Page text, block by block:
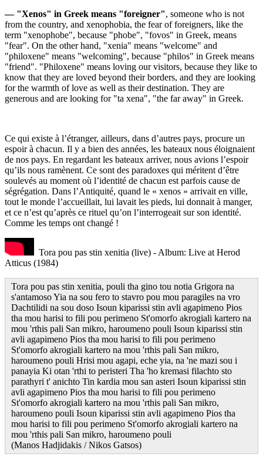
— "Xenos" in Greek means "foreigner", someone who is not
from the country, and xenophobia, the fear of foreigners, like the
term "xenophobe", because "phobe", "fovos" in Greek, means
"fear". On the other hand, "xenia" means "welcome" and
"philoxene" means "welcoming", because "philos" in Greek means
"friend". "Philoxene" means loving our visitors, because they like to
know that they are loved beyond their borders, and they are looking
for the warmth of love as well as their destination. They are
generous and are looking for "ta xena", "the far away" in Greek.
Ce qui existe à l’étranger, ailleurs, dans d’autres pays, procure un
espoir à chacun. Il y a bien des années, les bateaux nous éloignaient
de nos pays. En regardant les bateaux arriver, nous avions l’espoir
qu’ils nous ramènent. Ce sont des paradoxes qui méritent d’être
soulevés au moment où l’identité de chacun est parfois cause de
ségrégation. Dans l’Antiquité, quand le « xenos » arrivait en ville,
tout le monde l’accueillait, lui lavait les pieds, lui donnait à manger,
et ce n’est qu’après ce rituel qu’on l’interrogeait sur son identité.
Comme les temps ont changé !
Tora pou pas stin xenitia (live) - Album: Live at Herod
Atticus (1984)
Tora pou pas stin xenitia, pouli tha gino tou notia Grigora na
s'antamoso Yia na sou fero to stavro pou mou paragiles na vro
Dachtilidi na sou doso Isoun kiparissi stin avli agapimeno Pios
tha mou harisi to fili pou perimeno St'omorfo akrogiali kartero na
mou 'rthis pali San mikro, haroumeno pouli Isoun kiparissi stin
avli agapimeno Pios tha mou harisi to fili pou perimeno
St'omorfo akrogiali kartero na mou 'rthis pali San mikro,
haroumeno pouli Hrisi mou agapi, eche yia, na 'ne mazi sou i
panayia Ki otan 'rthi to peristeri Tha 'ho kremasi filachto sto
parathyri t' anichto Tin kardia mou san asteri Isoun kiparissi stin
avli agapimeno Pios tha mou harisi to fili pou perimeno
St'omorfo akrogiali kartero na mou 'rthis pali San mikro,
haroumeno pouli Isoun kiparissi stin avli agapimeno Pios tha
mou harisi to fili pou perimeno St'omorfo akrogiali kartero na
mou 'rthis pali San mikro, haroumeno pouli
(Manos Hadjidakis / Nikos Gatsos)